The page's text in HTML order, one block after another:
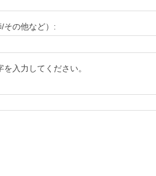
その他など）:
入力してください。